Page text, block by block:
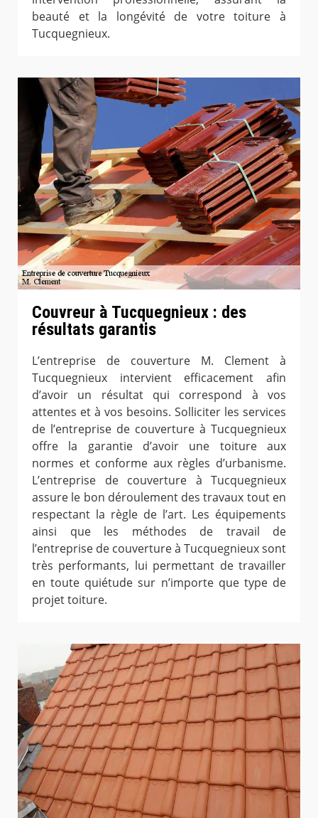
beauté et la longévité de votre toiture à
Tucquegnieux.
Couvreur à Tucquegnieux : des
résultats garantis
L’entreprise de couverture M. Clement à
Tucquegnieux intervient efficacement afin
d’avoir un résultat qui correspond à vos
attentes et à vos besoins. Solliciter les services
de l’entreprise de couverture à Tucquegnieux
offre la garantie d’avoir une toiture aux
normes et conforme aux règles d’urbanisme.
L’entreprise de couverture à Tucquegnieux
assure le bon déroulement des travaux tout en
respectant la règle de l’art. Les équipements
ainsi que les méthodes de travail de
l’entreprise de couverture à Tucquegnieux sont
très performants, lui permettant de travailler
en toute quiétude sur n’importe que type de
projet toiture.